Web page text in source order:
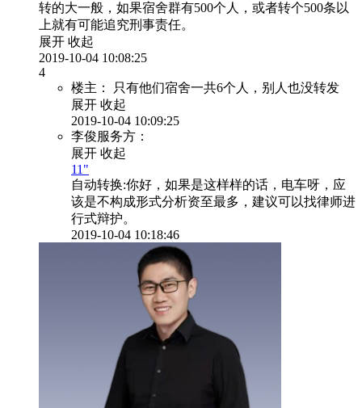
转的大一般，如果宿舍群有500个人，或者转个500条以
上就有可能追究刑事责任。
展开 收起
2019-10-04 10:08:25
4
楼主：
只有他们宿舍一共6个人，别人也没转发
展开 收起
2019-10-04 10:09:25
李俊服务方：
展开 收起
11"
自动转换:你好，如果是这样样的话，电车呀，应
该是不构成形式分析资至最多，建议可以找律师进
行式辩护。
2019-10-04 10:18:46